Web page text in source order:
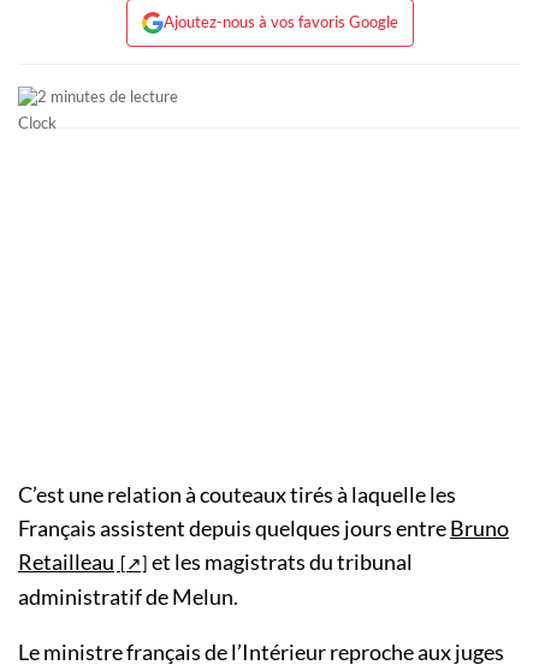
Ajoutez-nous à vos favoris Google
2 minutes de lecture
C’est une relation à couteaux tirés à laquelle les
Français assistent depuis quelques jours entreBruno
Retailleau
et les magistrats du tribunal
administratif de Melun.
Le ministre français de l’Intérieur reproche aux juges